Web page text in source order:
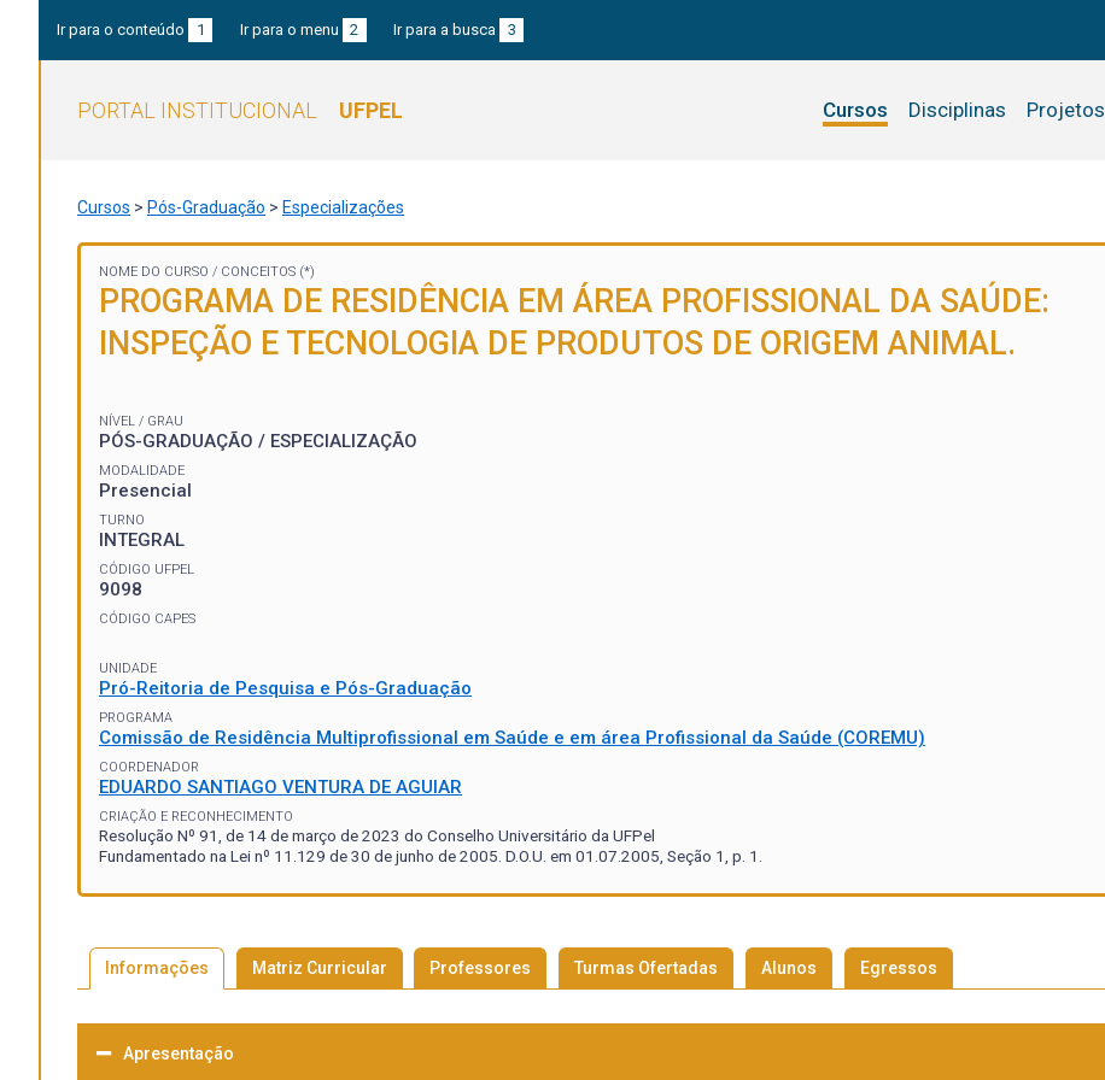
Ir para o conteúdo 1 Ir para o menu 2 Ir para a busca 3
PORTAL INSTITUCIONAL UFPEL Cursos Disciplinas Projetos
Cursos > Pós-Graduação > Especializações
NOME DO CURSO / CONCEITOS (*)
PROGRAMA DE RESIDÊNCIA EM ÁREA PROFISSIONAL DA SAÚDE:
INSPEÇÃO E TECNOLOGIA DE PRODUTOS DE ORIGEM ANIMAL.
NÍVEL / GRAU
PÓS-GRADUAÇÃO / ESPECIALIZAÇÃO
MODALIDADE
Presencial
TURNO
INTEGRAL
CÓDIGO UFPEL
9098
CÓDIGO CAPES
UNIDADE
Pró-Reitoria de Pesquisa e Pós-Graduação
PROGRAMA
Comissão de Residência Multiprofissional em Saúde e em área Profissional da Saúde (COREMU)
COORDENADOR
EDUARDO SANTIAGO VENTURA DE AGUIAR
CRIAÇÃO E RECONHECIMENTO
Resolução Nº 91, de 14 de março de 2023 do Conselho Universitário da UFPel
Fundamentado na Lei nº 11.129 de 30 de junho de 2005. D.O.U. em 01.07.2005, Seção 1, p. 1.
Informações Matriz Curricular Professores Turmas Ofertadas Alunos Egressos
Apresentação